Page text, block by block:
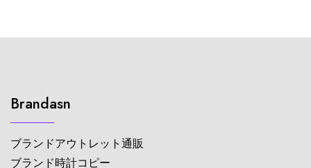
Brandasn
ブランドアウトレット通販
ブランド時計コピー